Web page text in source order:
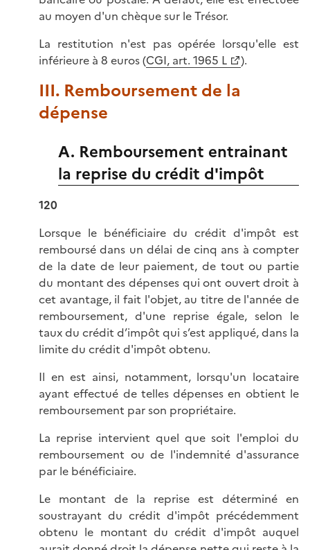
au moyen d'un chèque sur le Trésor.
La restitution n'est pas opérée lorsqu'elle est
inférieure à 8 euros (CGI, art. 1965 L ).
III. Remboursement de la
dépense
A. Remboursement entrainant
la reprise du crédit d'impôt
120
Lorsque le bénéficiaire du crédit d'impôt est
remboursé dans un délai de cinq ans à compter
de la date de leur paiement, de tout ou partie
du montant des dépenses qui ont ouvert droit à
cet avantage, il fait l'objet, au titre de l'année de
remboursement, d'une reprise égale, selon le
taux du crédit d’impôt qui s’est appliqué, dans la
limite du crédit d'impôt obtenu.
Il en est ainsi, notamment, lorsqu'un locataire
ayant effectué de telles dépenses en obtient le
remboursement par son propriétaire.
La reprise intervient quel que soit l'emploi du
remboursement ou de l'indemnité d'assurance
par le bénéficiaire.
Le montant de la reprise est déterminé en
soustrayant du crédit d'impôt précédemment
obtenu le montant du crédit d'impôt auquel